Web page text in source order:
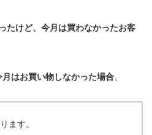
たけど、今月は買わなかったお客
月はお買い物しなかった場合
ます。